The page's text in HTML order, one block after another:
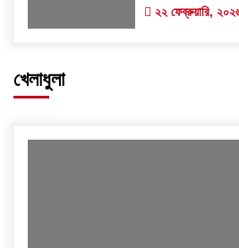
২২ ফেব্রুয়ারি,
খেলাধুলা